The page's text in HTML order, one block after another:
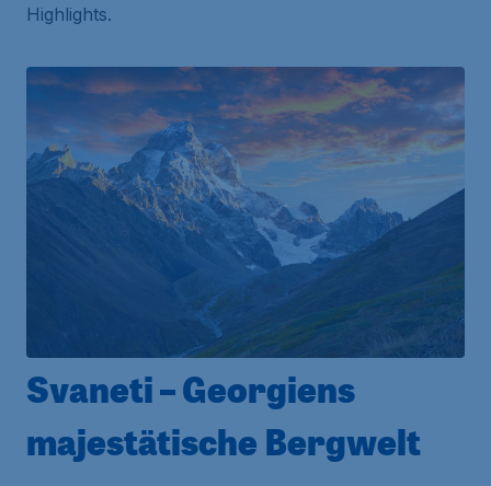
Highlights.
Svaneti – Georgiens
majestätische Bergwelt